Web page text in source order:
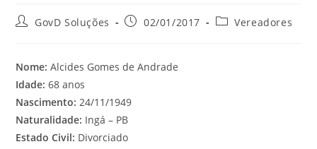
GovD Soluções 02/01/2017 Vereadores
Nome: Alcides Gomes de Andrade
Idade: 68 anos
Nascimento: 24/11/1949
Naturalidade: Ingá – PB
Estado Civil: Divorciado